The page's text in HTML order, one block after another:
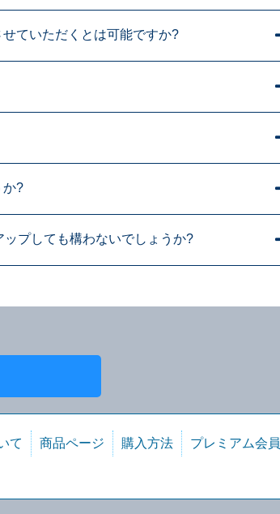
ていただくとは可能ですか?
か?
プしても構わないでしょうか?
て 商品ページ 購入方法
プレミアム会員